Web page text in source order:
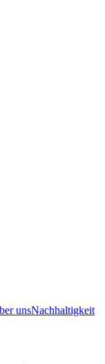
unsNachhaltigkeit